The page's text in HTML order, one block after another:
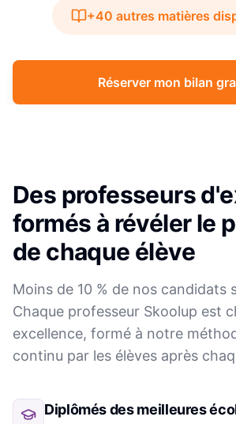
+40 autres matières
Réserver mon bilan
Des professeurs
formés à révéler le
de chaque élève
Moins de 10 % de nos candidats
Chaque professeur Skoolup est
excellence, formé à notre
continu par les élèves après
Diplômés des meilleures